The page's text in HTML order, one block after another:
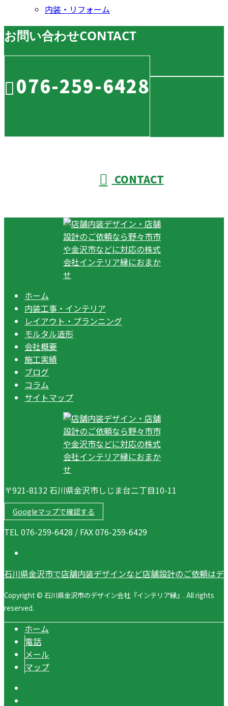
内装・リフォーム
お問い合わせCONTACT
076-259-6428
CONTACT
ホーム
内装工事・インテリア
レイアウト・プランニング
モルタル造形
会社概要
施工実績
ブログ
コラム
サイトマップ
〒921-8132 石川県金沢市しじま台二丁目10-11
Googleマップで確認する
TEL 076-259-6428 / FAX 076-259-6429
石川県金沢市で店舗内装デザインなど店舗設計のご依頼は
Copyright © 石川県金沢市のデザイン会社『インテリア縁』. All rights
reserved.
ホーム
電話
メール
マップ